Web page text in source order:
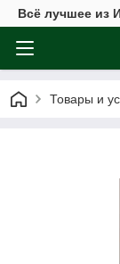
Всё лучшее из
Товары и